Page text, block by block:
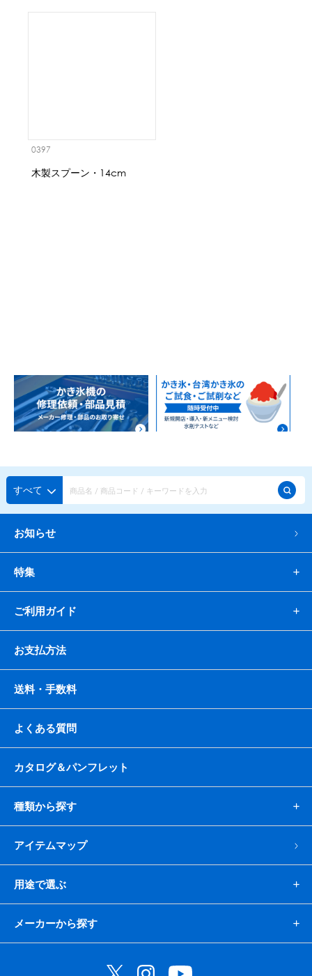
0397
木製スプーン・14cm
すべて
お知らせ
特集
ご利用ガイド
お支払方法
送料・手数料
よくある質問
カタログ＆パンフレット
種類から探す
アイテムマップ
用途で選ぶ
メーカーから探す